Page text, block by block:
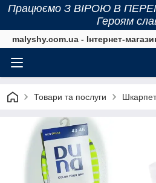
Працюємо З ВІРОЮ В
Героям
malyshy.com.ua - Інтернет-
Товари та послуги